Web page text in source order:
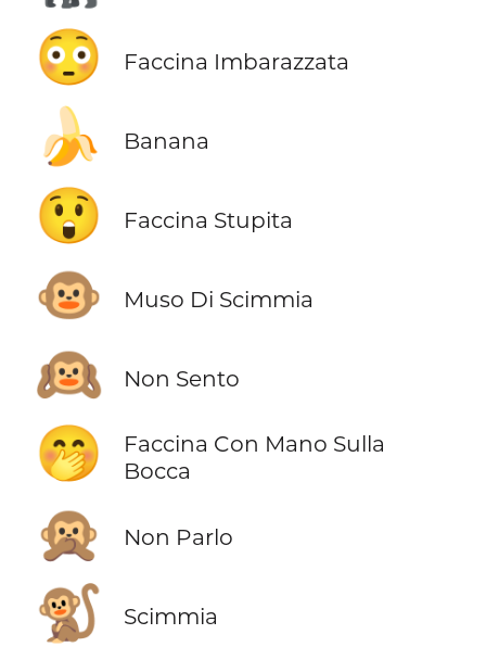
😳
Faccina Imbarazzata
🍌 Banana
😲 Faccina Stupita
🐵 Muso Di Scimmia
🙉 Non Sento
🤭
Faccina Con Mano Sulla
Bocca
🙊 Non Parlo
🐒 Scimmia